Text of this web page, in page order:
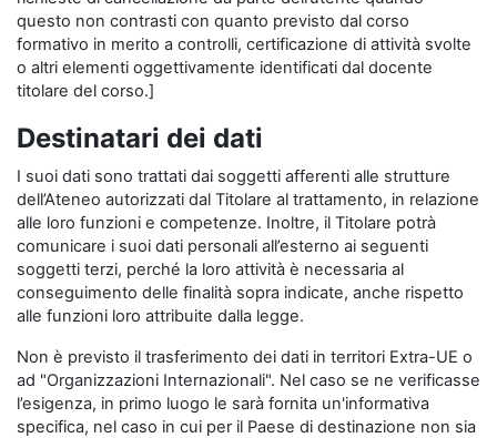
questo non contrasti con quanto previsto dal corso
formativo in merito a controlli, certificazione di attività svolte
o altri elementi oggettivamente identificati dal docente
titolare del corso.]
Destinatari dei dati
I suoi dati sono trattati dai soggetti afferenti alle strutture
dell’Ateneo autorizzati dal Titolare al trattamento, in relazione
alle loro funzioni e competenze. Inoltre, il Titolare potrà
comunicare i suoi dati personali all’esterno ai seguenti
soggetti terzi, perché la loro attività è necessaria al
conseguimento delle finalità sopra indicate, anche rispetto
alle funzioni loro attribuite dalla legge.
Non è previsto il trasferimento dei dati in territori Extra-UE o
ad "Organizzazioni Internazionali". Nel caso se ne verificasse
l’esigenza, in primo luogo le sarà fornita un'informativa
specifica, nel caso in cui per il Paese di destinazione non sia